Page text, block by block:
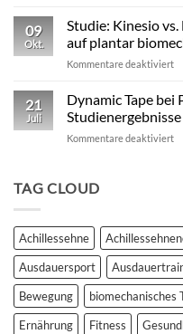
–
09
Okt.
Studie: Kinesio
auf plantar
Kommentare deaktiviertfür
vs.
21
Juli
Dynamic Tape
Kommentare deaktiviertfür
TAG CLOUD
Achillessehne
Ausdauersport
Bewegung
biomechanisches
Ernährung
Fitness